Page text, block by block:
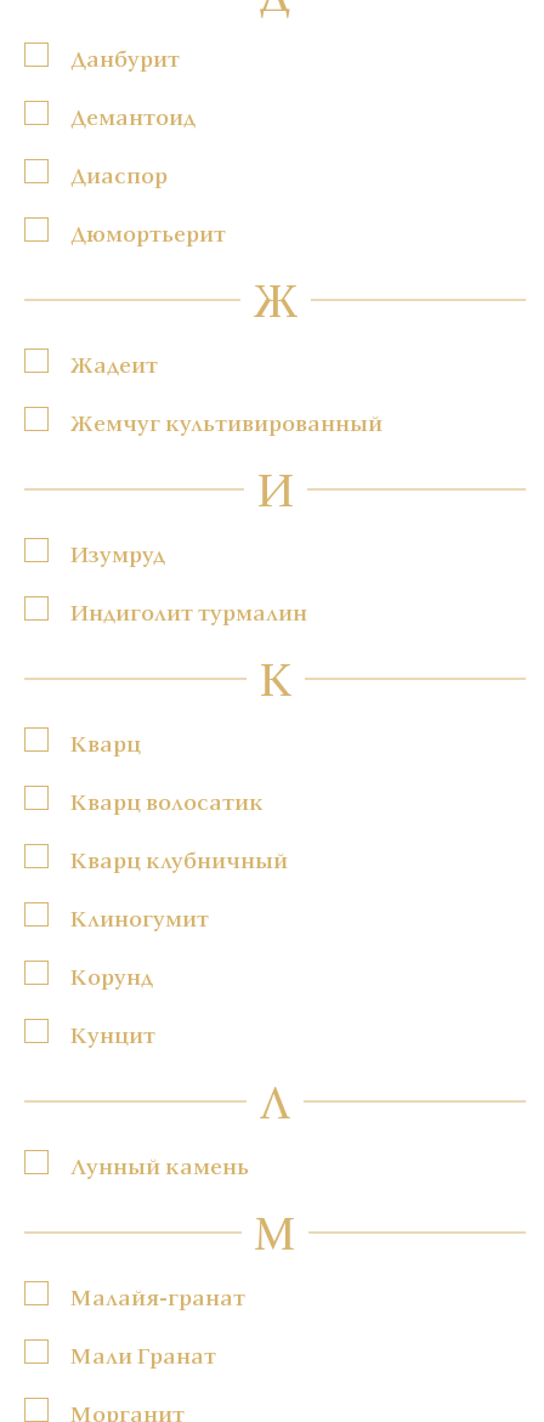
Данбурит
Демантоид
Диаспор
Дюмортьерит
Ж
Жадеит
Жемчуг культивированный
И
Изумруд
Индиголит турмалин
К
Кварц
Кварц волосатик
Кварц клубничный
Клиногумит
Корунд
Кунцит
Л
Лунный камень
М
Малайя-гранат
Мали Гранат
Морганит